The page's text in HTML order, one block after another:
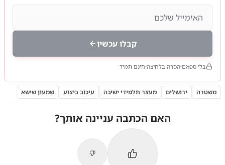
קבלו עכשיו
בלי ספאם הסרה בלחיצה חינם תמיד
משטרה ירושלים מעצר תלמידי ישיבה עיכוב ביצוע שמעון שישא
האם הכתבה עניינה אותך?